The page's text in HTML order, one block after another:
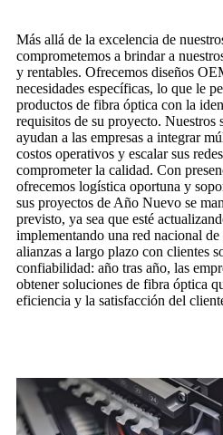
Más allá de la excelencia de
comprometemos a brindar a
y rentables. Ofrecemos diseños
necesidades específicas, lo que le
productos de fibra óptica con la
requisitos de su proyecto.
ayudan a las empresas a integrar
costos operativos y escalar sus
comprometer la calidad. Con
ofrecemos logística oportuna y
sus proyectos de Año Nuevo se
previsto, ya sea que esté
implementando una red nacional
alianzas a largo plazo con clientes
confiabilidad: año tras año, las
obtener soluciones de fibra óptica
eficiencia y la satisfacción del